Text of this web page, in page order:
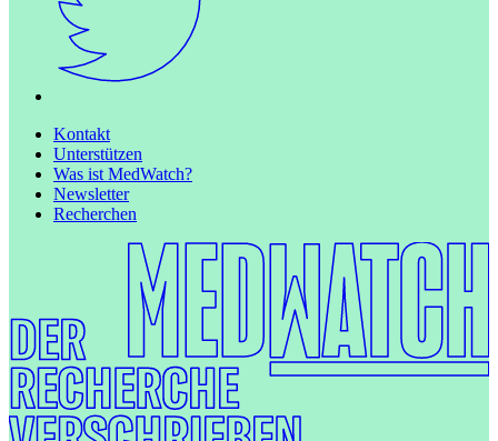
Kontakt
Unterstützen
Was ist MedWatch?
Newsletter
Recherchen